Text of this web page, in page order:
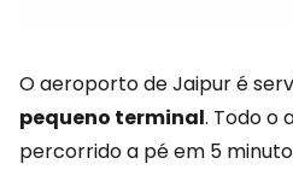
O aeroporto de Jaipur é
pequeno terminal. Todo o
percorrido a pé em 5